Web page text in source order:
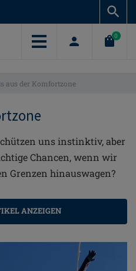
0
aus der Komfortzone
uns instinktiv, aber
Chancen, wenn wir
Grenzen hinauswagen?
ANZEIGEN